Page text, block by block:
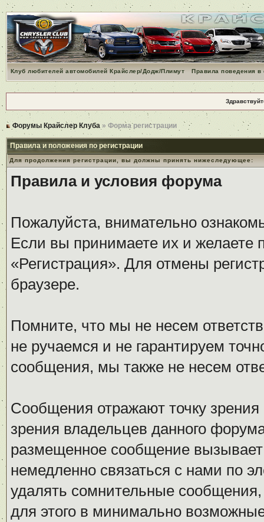
Клуб любителей автомобилей Крайслер/Додж/Плимут Правила поведения
Форумы Крайслер Клуба » Форма регистрации
Правила и положения по регистрации
Для продолжения регистрации, вы должны принять нижеследующее:
Правила и условия форума
Пожалуйста, внимательно
Если вы принимаете их и желаете
«Регистрация». Для отмены
браузере.
Помните, что мы не несем
не ручаемся и не гарантируем
сообщения, мы также не несем
Сообщения отражают точку
зрения владельцев данного
размещенное сообщение
немедленно связаться с нами по
удалять сомнительные
для этого в минимально